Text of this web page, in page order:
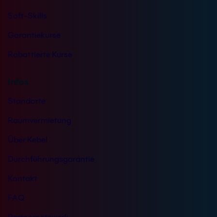
Soft-Skills
Garantiekurse
Rabattierte Kurse
Infos
Standorte
Raumvermietung
Über Kebel
Durchführungsgarantie
Kontakt
FAQ